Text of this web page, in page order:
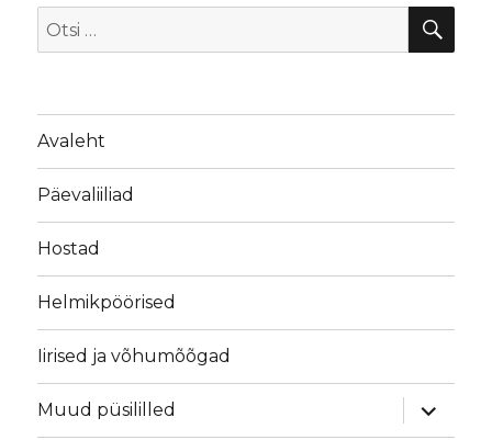
Otsi:
Avaleht
Päevaliiliad
Hostad
Helmikpöörised
Iirised ja võhumõõgad
Muud püsililled
laienda